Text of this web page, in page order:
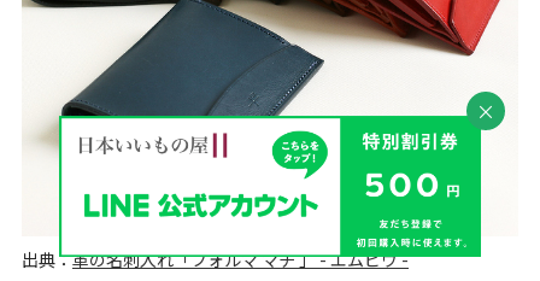
出典：革の名刺入れ「フォルマ マチ 」 - エムピウ -
×